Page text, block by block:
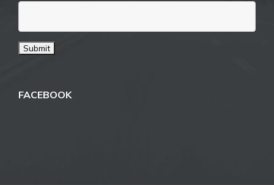
FACEBOOK